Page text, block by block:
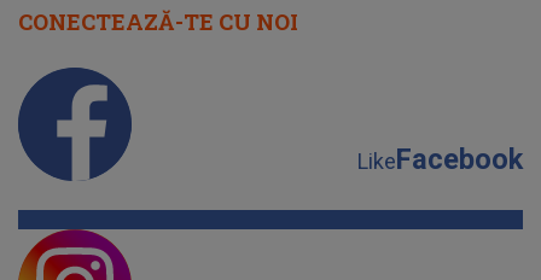
CONECTEAZĂ-TE CU NOI
LikeFacebook